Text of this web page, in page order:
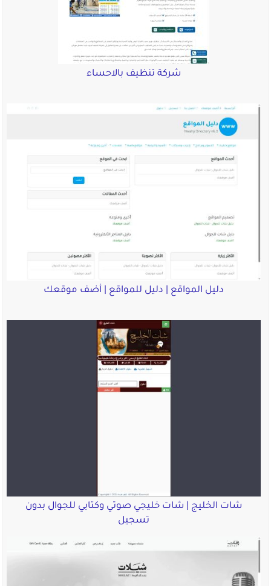
شركة تنظيف بالاحساء
دليل المواقع | دليل للمواقع | أضف موقعك
شات الخليج | شات خليجي صوتي وكتابي للجوال بدون
تسجيل